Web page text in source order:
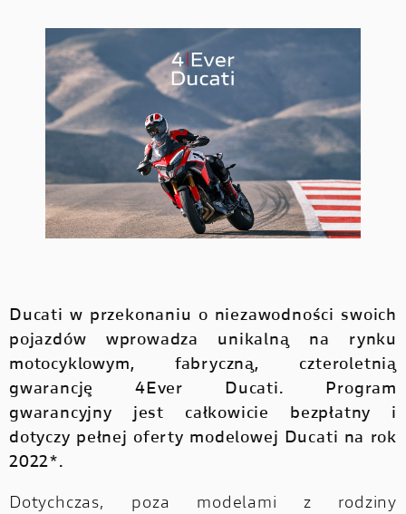
NOWOŚĆ
MULTISTRADA
NOWOŚĆ
STREETFIGHTER
MONSTER
MULTISTRADA
V4 PIKES PEAK
NOWOŚĆV4 RS
STREETFIGHTER
V4 S
NOWOŚĆV4 R
E-BIKE
SCRAMBLER
KONFIGURATOR
ZNAJDŹ DEALERA
JAZDA TESTOWA
Ducati w przekonaniu o niezawodności swoich
pojazdów wprowadza unikalną na rynku
motocyklowym, fabryczną, czteroletnią
gwarancję 4Ever Ducati. Program
gwarancyjny jest całkowicie bezpłatny i
dotyczy pełnej oferty modelowej Ducati na rok
2022*.
Dotychczas, poza modelami z rodziny